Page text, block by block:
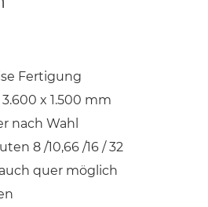
Fertigung
x 1.500 mm
nach Wahl
8 /10,66 /16 / 32
quer möglich